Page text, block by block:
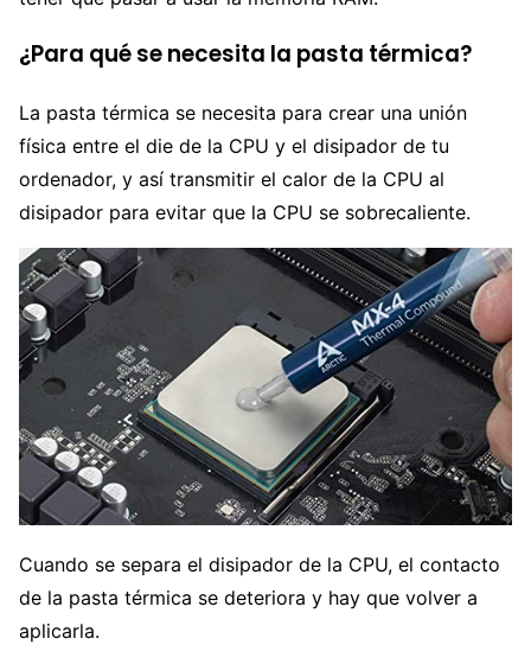
¿Para qué se necesita la pasta térmica?
La pasta térmica se necesita para crear una unión
física entre el die de la CPU y el disipador de tu
ordenador, y así transmitir el calor de la CPU al
disipador para evitar que la CPU se sobrecaliente.
Cuando se separa el disipador de la CPU, el contacto
de la pasta térmica se deteriora y hay que volver a
aplicarla.